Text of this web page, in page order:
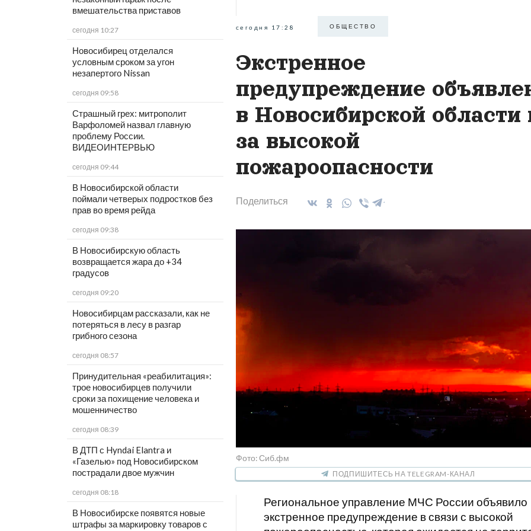
вмешательства приставов
сегодня 10:27
Новосибирец отделался
условным сроком за угон
незапертого Nissan
сегодня 09:58
Страшный грех: митрополит
Варфоломей назвал главную
проблему России.
ВИДЕОИНТЕРВЬЮ
сегодня 09:44
В Новосибирской области
поймали четверых подростков без
прав во время рейда
сегодня 09:38
В Новосибирскую область
возвращается жара до +34
градусов
сегодня 09:20
Новосибирцам рассказали, как не
потеряться в лесу в разгар
грибного сезона
сегодня 08:57
Принудительная «реабилитация»:
трое новосибирцев получили
сроки за похищение человека и
мошенничество
сегодня 08:39
В ДТП с Hyndai Elantra и
«Газелью» под Новосибирском
пострадали двое мужчин
сегодня 08:18
В Новосибирске появятся новые
штрафы за маркировку товаров с
сегодня 17:28 ОБЩЕСТВО
Экстренное
предупреждение
в Новосибирской области
за высокой
пожароопасности
Поделиться
Фото: Сиб.фм
ПОДПИШИТЕСЬ НА TELEGRAM-КАНАЛ
Региональное управление МЧС России объявило
экстренное предупреждение в связи с высокой